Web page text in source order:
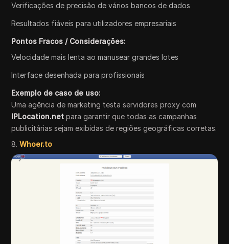
Verificações de precisão de vários bancos de dados
Resultados fiáveis para utilizadores empresariais
Pontos Fracos / Considerações:
Velocidade mais lenta ao manusear grandes lotes
Interface desenhada para profissionais
Exemplo de caso de uso:
Uma agência de marketing testa servidores proxy com
IPLocation.net para garantir que todas as campanhas
publicitárias sejam exibidas de regiões geográficas corretas.
8.Whoer.to